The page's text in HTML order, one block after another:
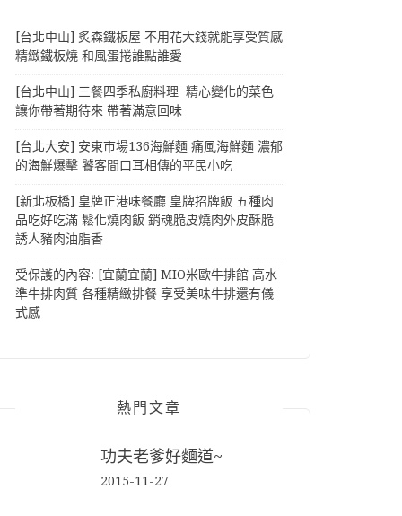
[台北中山] 炙森鐵板屋 不用花大錢就能享受質感
精緻鐵板燒 和風蛋捲誰點誰愛
[台北中山] 三餐四季私廚料理 精心變化的菜色
讓你帶著期待來 帶著滿意回味
[台北大安] 安東市場136海鮮麵 痛風海鮮麵 濃郁
的海鮮爆擊 饕客間口耳相傳的平民小吃
[新北板橋] 皇牌正港味餐廳 皇牌招牌飯 五種肉
品吃好吃滿 鬆化燒肉飯 銷魂脆皮燒肉外皮酥脆
誘人豬肉油脂香
受保護的內容: [宜蘭宜蘭] MIO米歐牛排館 高水
準牛排肉質 各種精緻排餐 享受美味牛排還有儀
式感
熱門文章
功夫老爹好麵道~
2015-11-27